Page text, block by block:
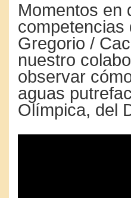
Momentos en
competencias
Gregorio /
nuestro
observar
aguas
Olímpica, del